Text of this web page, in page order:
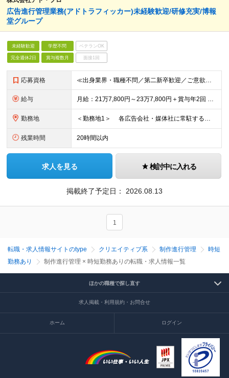
広告進行管理業務(アドトラフィッカー)未経験歓迎/研修充実/博報
堂グループ
未経験歓迎 学歴不問 ベテランOK
完全週休2日 賞与複数月 面接1回
応募資格 ≪出身業界・職種不問／第二新卒歓迎／ご意欲重視の採用です≫ ◆社会人経験を1年以上お持ちの方 ◆学問不問 ※入社後は研修とOJTで知識を身に付けることができ、 未経験の方でも着実に成長できるフォロ
給与 月給：21万7,800円～23万7,800円＋賞与年2回 ※固定残業代（1万6,800円～1万8,300円／10時間相当分）を含みます。 超過分は別途支給します。 ※試用期間6ヶ月。その間、給与・待
勤務地 ＜勤務地1＞ 各広告会社・媒体社に常駐する場合があります。 住所：（原則として東京23区内） ＜勤務地2：本社＞ 住所：東京都渋谷区恵比寿4-20-3 恵比寿ガーデンプレイスタワー33F ※リモ
残業時間 20時間以内
求人を見る 検討中に入れる
掲載終了予定日： 2026.08.13
1
転職・求人情報サイトのtype クリエイティブ系 制作進行管理
時短
勤務あり
制作進行管理 × 時短勤務ありの転職・求人情報一覧
ほかの職種で探し直す
求人掲載・利用規約・お問合せ
ホーム ログイン